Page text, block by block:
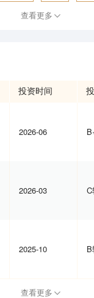
查看更多
投资时间
2026-06
2026-03
2025-10
查看更多